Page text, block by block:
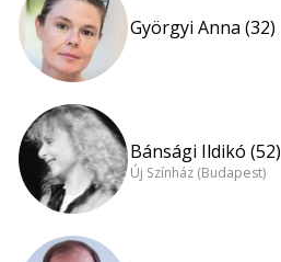
Györgyi Anna (32)
Bánsági Ildikó (52)
Új Színház (Budapest)